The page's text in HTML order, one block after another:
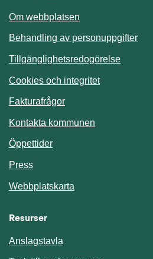
Om webbplatsen
Behandling av personuppgifter
Tillgänglighetsredogörelse
Cookies och integritet
Fakturafrågor
Kontakta kommunen
Öppettider
Press
Webbplatskarta
Resurser
Anslagstavla